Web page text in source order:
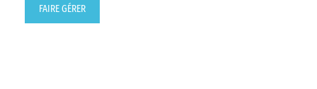
FAIRE GÉRER